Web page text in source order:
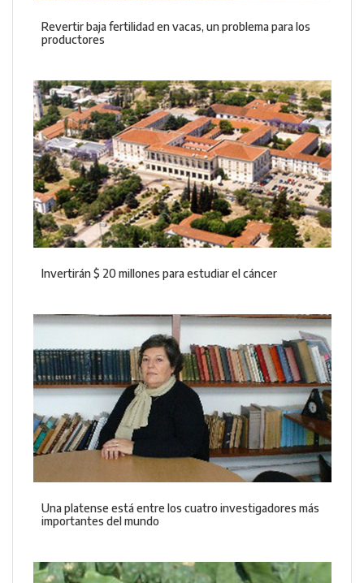
Revertir baja fertilidad en vacas, un problema para los
productores
Invertirán $ 20 millones para estudiar el cáncer
Una platense está entre los cuatro investigadores más
importantes del mundo